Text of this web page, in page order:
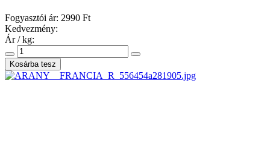
Fogyasztói ár: 2990 Ft
Kedvezmény:
Ár / kg: